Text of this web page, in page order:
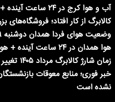
آب و هوا کرج در ۲۴ ساعت آینده + هواشناسی کرج
کالابرگ از کار افتاد؛
هوا همدان در ۲۴ ساعت آینده + هواشناسی همدان
زمان شارژ کالابرگ مرداد ۱۴۰۵ تغییر کرد
خبر فوری؛ منابع معوقات
نشده است